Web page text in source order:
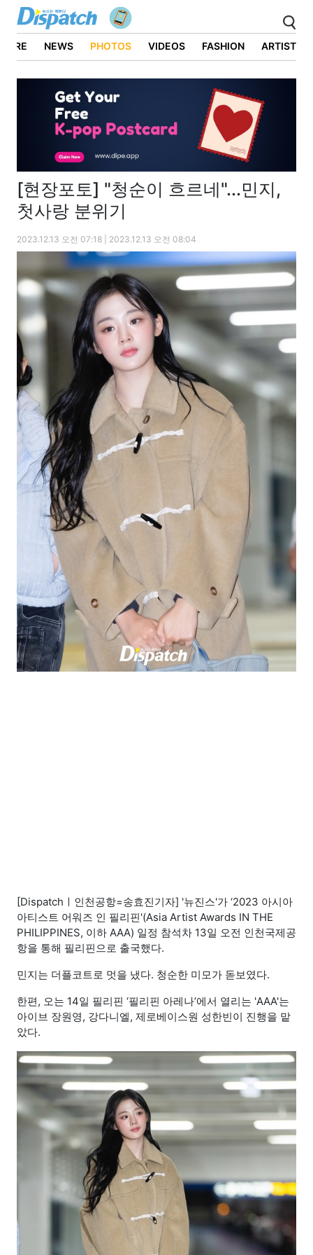
NEWS PHOTOS VIDEOS FASHION ARTIST
[현장포토] "청순이 흐르네"...민지,
첫사랑 분위기
2023.12.13 오전 07:18 | 2023.12.13 오전 08:04
[Dispatchㅣ인천공항=송효진기자] '뉴진스'가 ‘2023 아시아
아티스트 어워즈 인 필리핀'(Asia Artist Awards IN THE
PHILIPPINES, 이하 AAA) 일정 참석차 13일 오전 인천국제공
항을 통해 필리핀으로 출국했다.
민지는 더플코트로 멋을 냈다. 청순한 미모가 돋보였다.
한편, 오는 14일 필리핀 ‘필리핀 아레나’에서 열리는 'AAA'는
아이브 장원영, 강다니엘, 제로베이스원 성한빈이 진행을 맡
았다.